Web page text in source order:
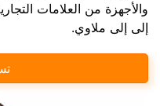
والأجهزة من العلامات
إلى إلى ملاوي.